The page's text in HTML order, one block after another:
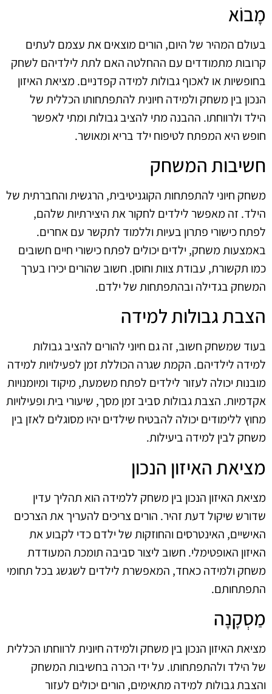
מָבוֹא
בעולם המהיר של היום, הורים מוצאים את עצמם לעתים
קרובות מתמודדים עם ההחלטה האם לתת לילדיהם לשחק
בחופשיות או לאכוף גבולות למידה קפדניים. מציאת האיזון
הנכון בין משחק ולמידה חיונית להתפתחותו הכללית של
הילד ולרווחתו. ההבנה מתי להציב גבולות ומתי לאפשר
חופש היא המפתח לטיפוח ילד בריא ומאושר.
חשיבות המשחק
משחק חיוני להתפתחות הקוגניטיבית, הרגשית והחברתית של
הילד. זה מאפשר לילדים לחקור את היצירתיות שלהם,
לפתח כישורי פתרון בעיות וללמוד לתקשר עם אחרים.
באמצעות משחק, ילדים יכולים לפתח כישורי חיים חשובים
כמו תקשורת, עבודת צוות וחוסן. חשוב שהורים יכירו בערך
המשחק בגדילה ובהתפתחות של ילדם.
הצבת גבולות למידה
בעוד שמשחק חשוב, זה גם חיוני להורים להציב גבולות
למידה לילדיהם. הקמת שגרה הכוללת זמן לפעילויות למידה
מובנות יכולה לעזור לילדים לפתח משמעת, מיקוד ומיומנויות
אקדמיות. הצבת גבולות סביב זמן מסך, שיעורי בית ופעילויות
מחוץ ללימודים יכולה להבטיח שילדים יהיו מסוגלים לאזן בין
משחק לבין למידה ביעילות.
מציאת האיזון הנכון
מציאת האיזון הנכון בין משחק ללמידה הוא תהליך עדין
שדורש שיקול דעת זהיר. הורים צריכים להעריך את הצרכים
האישיים, האינטרסים והחוזקות של ילדם כדי לקבוע את
האיזון האופטימלי. חשוב ליצור סביבה תומכת המעודדת
משחק ולמידה כאחד, המאפשרת לילדים לשגשג בכל תחומי
התפתחותם.
מַסְקָנָה
מציאת האיזון הנכון בין משחק ולמידה חיונית לרווחתו הכללית
של הילד ולהתפתחותו. על ידי הכרה בחשיבות המשחק
והצבת גבולות למידה מתאימים, הורים יכולים לעזור